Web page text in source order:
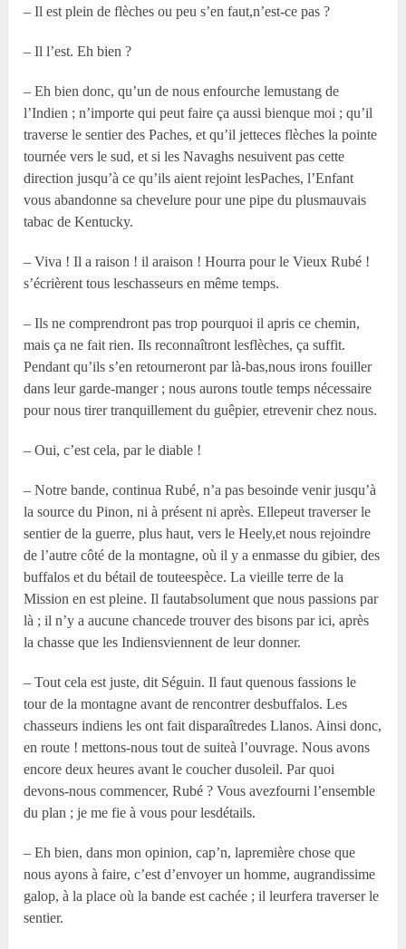
– Il est plein de flèches ou peu s’en faut,n’est-ce pas ?
– Il l’est. Eh bien ?
– Eh bien donc, qu’un de nous enfourche lemustang de
l’Indien ; n’importe qui peut faire ça aussi bienque moi ; qu’il
traverse le sentier des Paches, et qu’il jetteces flèches la pointe
tournée vers le sud, et si les Navaghs nesuivent pas cette
direction jusqu’à ce qu’ils aient rejoint lesPaches, l’Enfant
vous abandonne sa chevelure pour une pipe du plusmauvais
tabac de Kentucky.
– Viva ! Il a raison ! il araison ! Hourra pour le Vieux Rubé !
s’écrièrent tous leschasseurs en même temps.
– Ils ne comprendront pas trop pourquoi il apris ce chemin,
mais ça ne fait rien. Ils reconnaîtront lesflèches, ça suffit.
Pendant qu’ils s’en retourneront par là-bas,nous irons fouiller
dans leur garde-manger ; nous aurons toutle temps nécessaire
pour nous tirer tranquillement du guêpier, etrevenir chez nous.
– Oui, c’est cela, par le diable !
– Notre bande, continua Rubé, n’a pas besoinde venir jusqu’à
la source du Pinon, ni à présent ni après. Ellepeut traverser le
sentier de la guerre, plus haut, vers le Heely,et nous rejoindre
de l’autre côté de la montagne, où il y a enmasse du gibier, des
buffalos et du bétail de touteespèce. La vieille terre de la
Mission en est pleine. Il fautabsolument que nous passions par
là ; il n’y a aucune chancede trouver des bisons par ici, après
la chasse que les Indiensviennent de leur donner.
– Tout cela est juste, dit Séguin. Il faut quenous fassions le
tour de la montagne avant de rencontrer desbuffalos. Les
chasseurs indiens les ont fait disparaîtredes Llanos. Ainsi donc,
en route ! mettons-nous tout de suiteà l’ouvrage. Nous avons
encore deux heures avant le coucher dusoleil. Par quoi
devons-nous commencer, Rubé ? Vous avezfourni l’ensemble
du plan ; je me fie à vous pour lesdétails.
– Eh bien, dans mon opinion, cap’n, lapremière chose que
nous ayons à faire, c’est d’envoyer un homme, augrandissime
galop, à la place où la bande est cachée ; il leurfera traverser le
sentier.